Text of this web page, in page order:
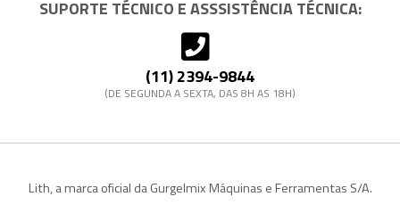
SUPORTE TÉCNICO E ASSSISTÊNCIA TÉCNICA:
(11) 2394-9844
(DE SEGUNDA A SEXTA, DAS 8H AS 18H)
Lith, a marca oficial da Gurgelmix Máquinas e Ferramentas S/A.